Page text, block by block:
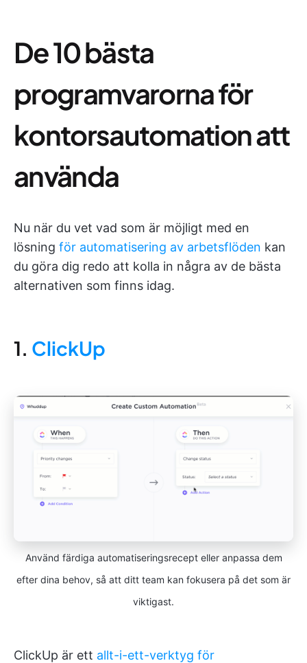
De 10 bästa
programvarorna för
kontorsautomation att
använda
Nu när du vet vad som är möjligt med en
lösning för automatisering av arbetsflöden kan
du göra dig redo att kolla in några av de bästa
alternativen som finns idag.
1. ClickUp
Använd färdiga automatiseringsrecept eller anpassa dem
efter dina behov, så att ditt team kan fokusera på det som är
viktigast.
ClickUp är ett allt-i-ett-verktyg för